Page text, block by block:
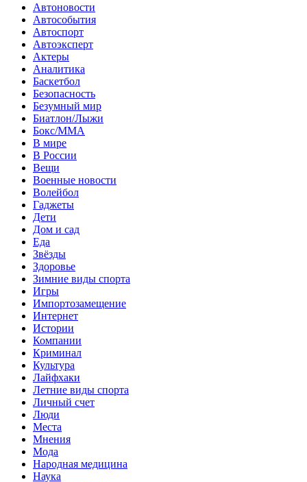
Автоновости
Автособытия
Автоспорт
Автоэксперт
Актеры
Аналитика
Баскетбол
Безопасность
Безумный мир
Биатлон/Лыжи
Бокс/MMA
В мире
В России
Вещи
Военные новости
Волейбол
Гаджеты
Дети
Дом и сад
Еда
Звёзды
Здоровье
Зимние виды спорта
Игры
Импортозамещение
Интернет
Истории
Компании
Криминал
Культура
Лайфхаки
Летние виды спорта
Личный счет
Люди
Места
Мнения
Мода
Народная медицина
Наука